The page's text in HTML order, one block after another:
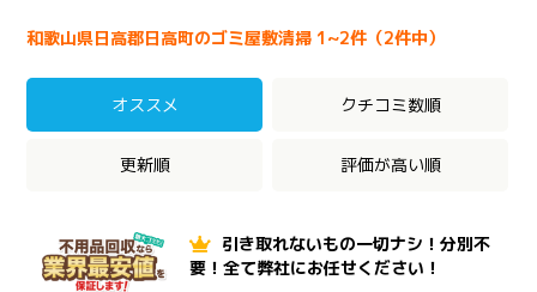
和歌山県日高郡日高町のゴミ屋敷清掃 1~2件（2件中）
オススメ クチコミ数順
更新順 評価が高い順
引き取れないもの一切ナシ！分別不
要！全て弊社にお任せください！